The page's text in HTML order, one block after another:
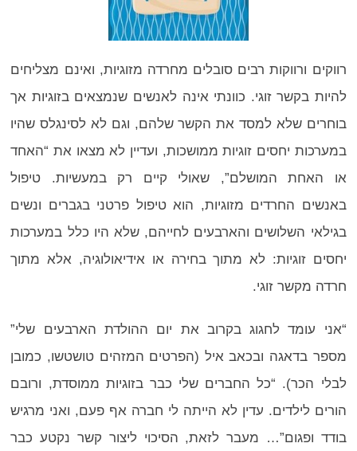
רווקים ורווקות רבים סובלים מחרדה מזוגיות, ואינם מצליחים
להיות בקשר זוגי. כוונתי אינה לאנשים שנמצאים בזוגיות אך
בוחרים שלא למסד את הקשר שלהם, וגם לא לסינגלס שהיו
במערכות יחסים זוגיות ממושכות, ועדיין לא מצאו את “האחד
או האחת המושלם”, שאולי קיים רק במעשיות. טיפול
באנשים החרדים מזוגיות, הוא טיפול פרטני בגברים ונשים
בגילאי השלושים והארבעים לחייהם, שלא היו כלל במערכות
יחסים זוגיות: לא מתוך בחירה או אידיאולוגיה, אלא מתוך
חרדה מקשר זוגי.
“אני עומד לחגוג בקרוב את יום ההולדת הארבעים שלי”
מספר בדאגה ובכאב איל (הפרטים המזהים טושטשו, כמובן
לבלי הכר). “כל החברים שלי כבר בזוגיות ממוסדת, ורובם
הורים לילדים. עדין לא הייתה לי חברה אף פעם, ואני מרגיש
בודד ופגום”… מעבר לזאת, הסיכוי ליצור קשר נקטע כבר